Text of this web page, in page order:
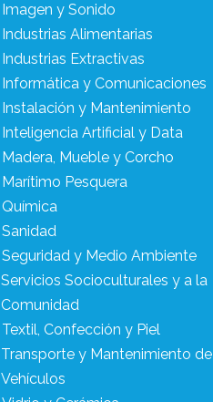
Imagen y Sonido
Industrias Alimentarias
Industrias Extractivas
Informática y Comunicaciones
Instalación y Mantenimiento
Inteligencia Artificial y Data
Madera, Mueble y Corcho
Marítimo Pesquera
Química
Sanidad
Seguridad y Medio Ambiente
Servicios Socioculturales y a la
Comunidad
Textil, Confección y Piel
Transporte y Mantenimiento de
Vehículos